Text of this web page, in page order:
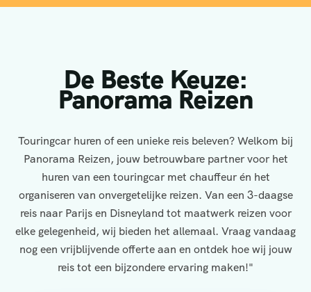
De Beste Keuze:
Panorama Reizen
Touringcar huren of een unieke reis beleven? Welkom bij
Panorama Reizen, jouw betrouwbare partner voor het
huren van een touringcar met chauffeur én het
organiseren van onvergetelijke reizen. Van een 3-daagse
reis naar Parijs en Disneyland tot maatwerk reizen voor
elke gelegenheid, wij bieden het allemaal. Vraag vandaag
nog een vrijblijvende offerte aan en ontdek hoe wij jouw
reis tot een bijzondere ervaring maken!"